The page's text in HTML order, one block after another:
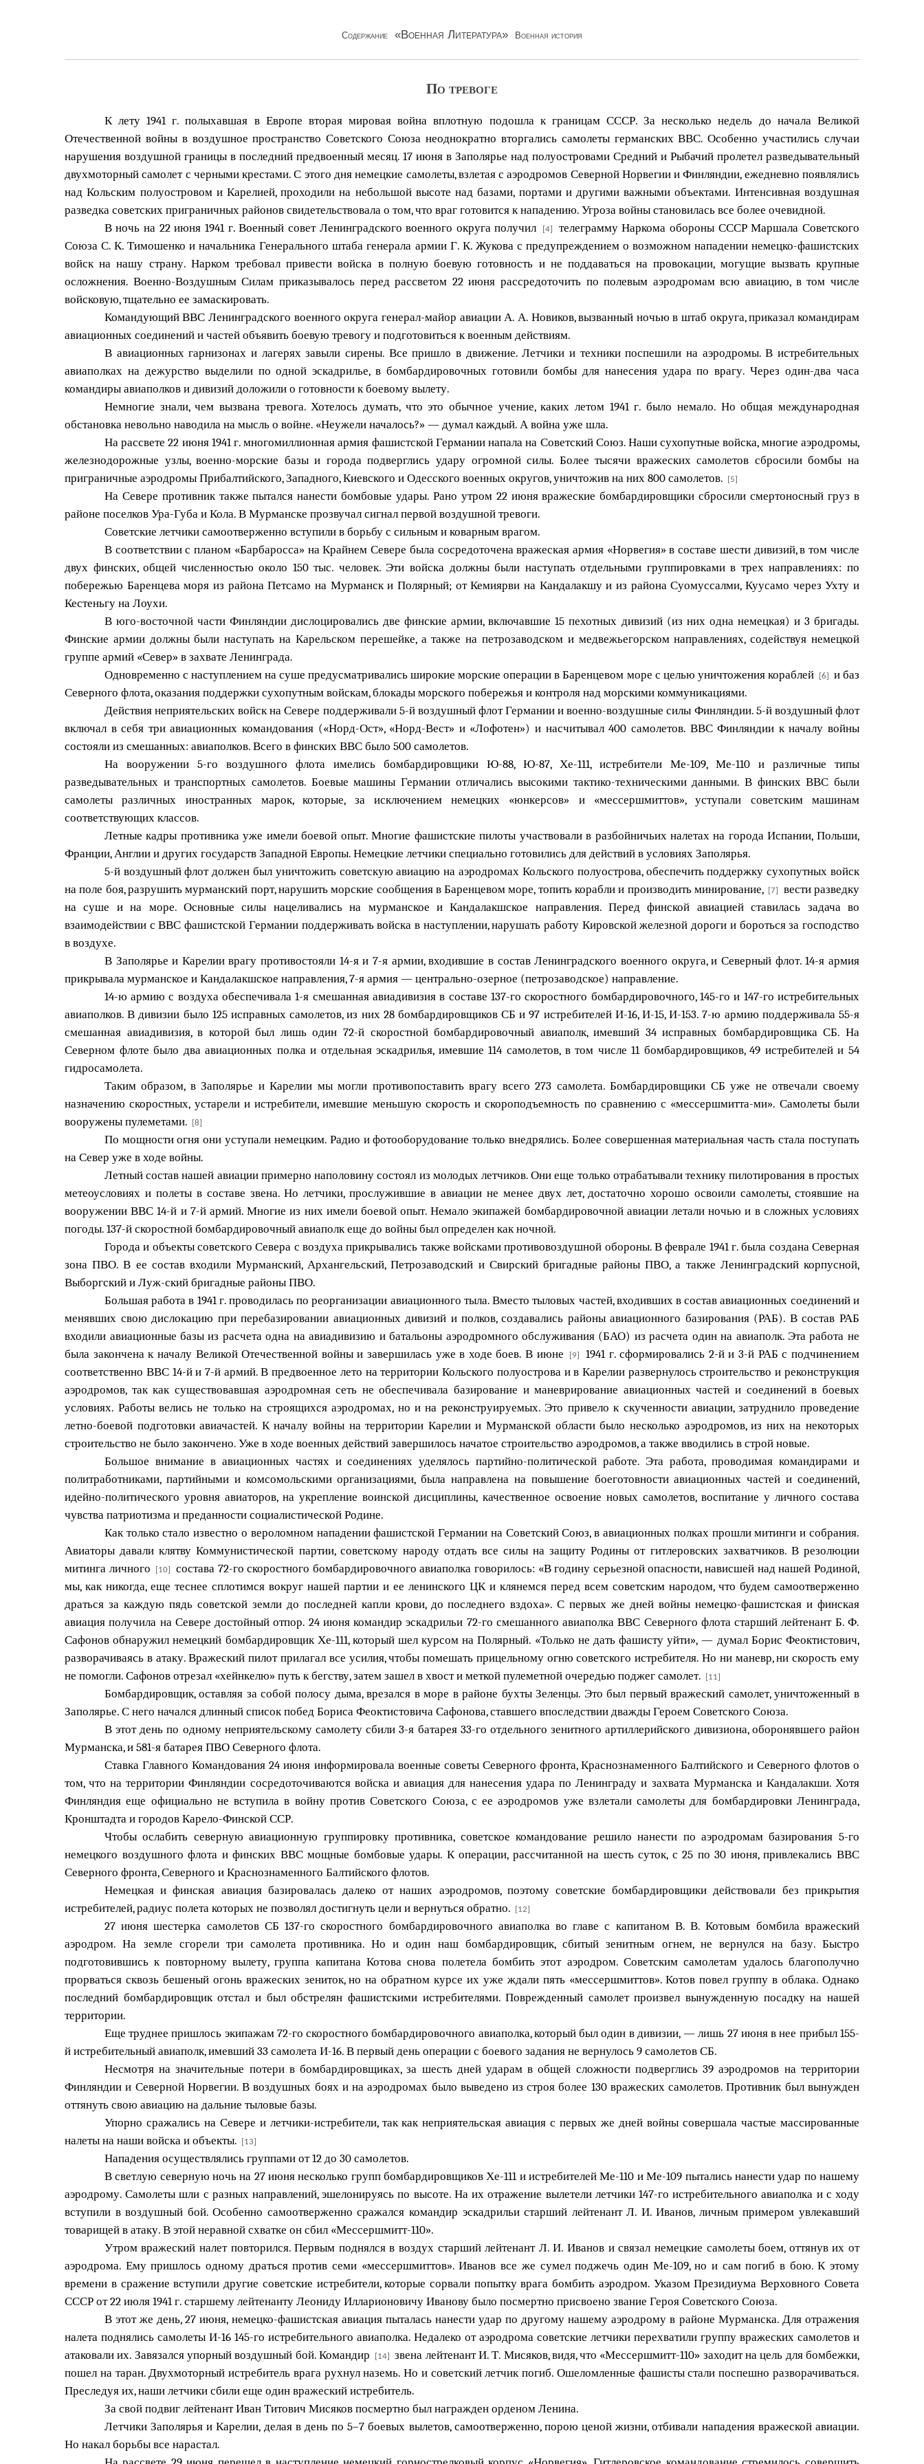
Содержание «Военная Литература» Военная история
По тревоге
К лету 1941 г. полыхавшая в Европе вторая мировая война вплотную подошла к границам СССР. За несколько недель до начала Великой
Отечественной войны в воздушное пространство Советского Союза неоднократно вторгались самолеты германских ВВС. Особенно участились случаи
нарушения воздушной границы в последний предвоенный месяц. 17 июня в Заполярье над полуостровами Средний и Рыбачий пролетел разведывательный
двухмоторный самолет с черными крестами. С этого дня немецкие самолеты, взлетая с аэродромов Северной Норвегии и Финляндии, ежедневно появлялись
над Кольским полуостровом и Карелией, проходили на небольшой высоте над базами, портами и другими важными объектами. Интенсивная воздушная
разведка советских приграничных районов свидетельствовала о том, что враг готовится к нападению. Угроза войны становилась все более очевидной.
В ночь на 22 июня 1941 г. Военный совет Ленинградского военного округа получил
[4]
телеграмму Наркома обороны СССР Маршала Советского
Союза С. К. Тимошенко и начальника Генерального штаба генерала армии Г. К. Жукова с предупреждением о возможном нападении немецко-фашистских
войск на нашу страну. Нарком требовал привести войска в полную боевую готовность и не поддаваться на провокации, могущие вызвать крупные
осложнения. Военно-Воздушным Силам приказывалось перед рассветом 22 июня рассредоточить по полевым аэродромам всю авиацию, в том числе
войсковую, тщательно ее замаскировать.
Командующий ВВС Ленинградского военного округа генерал-майор авиации А. А. Новиков, вызванный ночью в штаб округа, приказал командирам
авиационных соединений и частей объявить боевую тревогу и подготовиться к военным действиям.
В авиационных гарнизонах и лагерях завыли сирены. Все пришло в движение. Летчики и техники поспешили на аэродромы. В истребительных
авиаполках на дежурство выделили по одной эскадрилье, в бомбардировочных готовили бомбы для нанесения удара по врагу. Через один-два часа
командиры авиаполков и дивизий доложили о готовности к боевому вылету.
Немногие знали, чем вызвана тревога. Хотелось думать, что это обычное учение, каких летом 1941 г. было немало. Но общая международная
обстановка невольно наводила на мысль о войне. «Неужели началось?» — думал каждый. А война уже шла.
На рассвете 22 июня 1941 г. многомиллионная армия фашистской Германии напала на Советский Союз. Наши сухопутные войска, многие аэродромы,
железнодорожные узлы, военно-морские базы и города подверглись удару огромной силы. Более тысячи вражеских самолетов сбросили бомбы на
приграничные аэродромы Прибалтийского, Западного, Киевского и Одесского военных округов, уничтожив на них 800 самолетов.
[5]
На Севере противник также пытался нанести бомбовые удары. Рано утром 22 июня вражеские бомбардировщики сбросили смертоносный груз в
районе поселков Ура-Губа и Кола. В Мурманске прозвучал сигнал первой воздушной тревоги.
Советские летчики самоотверженно вступили в борьбу с сильным и коварным врагом.
В соответствии с планом «Барбаросса» на Крайнем Севере была сосредоточена вражеская армия «Норвегия» в составе шести дивизий, в том числе
двух финских, общей численностью около 150 тыс. человек. Эти войска должны были наступать отдельными группировками в трех направлениях: по
побережью Баренцева моря из района Петсамо на Мурманск и Полярный; от Кемиярви на Кандалакшу и из района Суомуссалми, Куусамо через Ухту и
Кестеньгу на Лоухи.
В юго-восточной части Финляндии дислоцировались две финские армии, включавшие 15 пехотных дивизий (из них одна немецкая) и 3 бригады.
Финские армии должны были наступать на Карельском перешейке, а также на петрозаводском и медвежьегорском направлениях, содействуя немецкой
группе армий «Север» в захвате Ленинграда.
Одновременно с наступлением на суше предусматривались широкие морские операции в Баренцевом море с целью уничтожения кораблей
[6]
и баз
Северного флота, оказания поддержки сухопутным войскам, блокады морского побережья и контроля над морскими коммуникациями.
Действия неприятельских войск на Севере поддерживали 5-й воздушный флот Германии и военно-воздушные силы Финляндии. 5-й воздушный флот
включал в себя три авиационных командования («Норд-Ост», «Норд-Вест» и «Лофотен») и насчитывал 400 самолетов. ВВС Финляндии к началу войны
состояли из смешанных: авиаполков. Всего в финских ВВС было 500 самолетов.
На вооружении 5-го воздушного флота имелись бомбардировщики Ю-88, Ю-87, Хе-111, истребители Ме-109, Ме-110 и различные типы
разведывательных и транспортных самолетов. Боевые машины Германии отличались высокими тактико-техническими данными. В финских ВВС были
самолеты различных иностранных марок, которые, за исключением немецких «юнкерсов» и «мессершмиттов», уступали советским машинам
соответствующих классов.
Летные кадры противника уже имели боевой опыт. Многие фашистские пилоты участвовали в разбойничьих налетах на города Испании, Польши,
Франции, Англии и других государств Западной Европы. Немецкие летчики специально готовились для действий в условиях Заполярья.
5-й воздушный флот должен был уничтожить советскую авиацию на аэродромах Кольского полуострова, обеспечить поддержку сухопутных войск
на поле боя, разрушить мурманский порт, нарушить морские сообщения в Баренцевом море, топить корабли и производить минирование,
[7]
вести разведку
на суше и на море. Основные силы нацеливались на мурманское и Кандалакшское направления. Перед финской авиацией ставилась задача во
взаимодействии с ВВС фашистской Германии поддерживать войска в наступлении, нарушать работу Кировской железной дороги и бороться за господство
в воздухе.
В Заполярье и Карелии врагу противостояли 14-я и 7-я армии, входившие в состав Ленинградского военного округа, и Северный флот. 14-я армия
прикрывала мурманское и Кандалакшское направления, 7-я армия — центрально-озерное (петрозаводское) направление.
14-ю армию с воздуха обеспечивала 1-я смешанная авиадивизия в составе 137-го скоростного бомбардировочного, 145-го и 147-го истребительных
авиаполков. В дивизии было 125 исправных самолетов, из них 28 бомбардировщиков СБ и 97 истребителей И-16, И-15, И-153. 7-ю армию поддерживала 55-я
смешанная авиадивизия, в которой был лишь один 72-й скоростной бомбардировочный авиаполк, имевший 34 исправных бомбардировщика СБ. На
Северном флоте было два авиационных полка и отдельная эскадрилья, имевшие 114 самолетов, в том числе 11 бомбардировщиков, 49 истребителей и 54
гидросамолета.
Таким образом, в Заполярье и Карелии мы могли противопоставить врагу всего 273 самолета. Бомбардировщики СБ уже не отвечали своему
назначению скоростных, устарели и истребители, имевшие меньшую скорость и скороподъемность по сравнению с «мессершмитта-ми». Самолеты были
вооружены пулеметами.
[8]
По мощности огня они уступали немецким. Радио и фотооборудование только внедрялись. Более совершенная материальная часть стала поступать
на Север уже в ходе войны.
Летный состав нашей авиации примерно наполовину состоял из молодых летчиков. Они еще только отрабатывали технику пилотирования в простых
метеоусловиях и полеты в составе звена. Но летчики, прослужившие в авиации не менее двух лет, достаточно хорошо освоили самолеты, стоявшие на
вооружении ВВС 14-й и 7-й армий. Многие из них имели боевой опыт. Немало экипажей бомбардировочной авиации летали ночью и в сложных условиях
погоды. 137-й скоростной бомбардировочный авиаполк еще до войны был определен как ночной.
Города и объекты советского Севера с воздуха прикрывались также войсками противовоздушной обороны. В феврале 1941 г. была создана Северная
зона ПВО. В ее состав входили Мурманский, Архангельский, Петрозаводский и Свирский бригадные районы ПВО, а также Ленинградский корпусной,
Выборгский и Луж-ский бригадные районы ПВО.
Большая работа в 1941 г. проводилась по реорганизации авиационного тыла. Вместо тыловых частей, входивших в состав авиационных соединений и
менявших свою дислокацию при перебазировании авиационных дивизий и полков, создавались районы авиационного базирования (РАБ). В состав РАБ
входили авиационные базы из расчета одна на авиадивизию и батальоны аэродромного обслуживания (БАО) из расчета один на авиаполк. Эта работа не
была закончена к началу Великой Отечественной войны и завершилась уже в ходе боев. В июне
[9]
1941 г. сформировались 2-й и 3-й РАБ с подчинением
соответственно ВВС 14-й и 7-й армий. В предвоенное лето на территории Кольского полуострова и в Карелии развернулось строительство и реконструкция
аэродромов, так как существовавшая аэродромная сеть не обеспечивала базирование и маневрирование авиационных частей и соединений в боевых
условиях. Работы велись не только на строящихся аэродромах, но и на реконструируемых. Это привело к скученности авиации, затруднило проведение
летно-боевой подготовки авиачастей. К началу войны на территории Карелии и Мурманской области было несколько аэродромов, из них на некоторых
строительство не было закончено. Уже в ходе военных действий завершилось начатое строительство аэродромов, а также вводились в строй новые.
Большое внимание в авиационных частях и соединениях уделялось партийно-политической работе. Эта работа, проводимая командирами и
политработниками, партийными и комсомольскими организациями, была направлена на повышение боеготовности авиационных частей и соединений,
идейно-политического уровня авиаторов, на укрепление воинской дисциплины, качественное освоение новых самолетов, воспитание у личного состава
чувства патриотизма и преданности социалистической Родине.
Как только стало известно о вероломном нападении фашистской Германии на Советский Союз, в авиационных полках прошли митинги и собрания.
Авиаторы давали клятву Коммунистической партии, советскому народу отдать все силы на защиту Родины от гитлеровских захватчиков. В резолюции
митинга личного
[10]
состава 72-го скоростного бомбардировочного авиаполка говорилось: «В годину серьезной опасности, нависшей над нашей Родиной,
мы, как никогда, еще теснее сплотимся вокруг нашей партии и ее ленинского ЦК и клянемся перед всем советским народом, что будем самоотверженно
драться за каждую пядь советской земли до последней капли крови, до последнего вздоха». С первых же дней войны немецко-фашистская и финская
авиация получила на Севере достойный отпор. 24 июня командир эскадрильи 72-го смешанного авиаполка ВВС Северного флота старший лейтенант Б. Ф.
Сафонов обнаружил немецкий бомбардировщик Хе-111, который шел курсом на Полярный. «Только не дать фашисту уйти», — думал Борис Феоктистович,
разворачиваясь в атаку. Вражеский пилот прилагал все усилия, чтобы помешать прицельному огню советского истребителя. Но ни маневр, ни скорость ему
не помогли. Сафонов отрезал «хейнкелю» путь к бегству, затем зашел в хвост и меткой пулеметной очередью поджег самолет.
[11]
Бомбардировщик, оставляя за собой полосу дыма, врезался в море в районе бухты Зеленцы. Это был первый вражеский самолет, уничтоженный в
Заполярье. С него начался длинный список побед Бориса Феоктистовича Сафонова, ставшего впоследствии дважды Героем Советского Союза.
В этот день по одному неприятельскому самолету сбили 3-я батарея 33-го отдельного зенитного артиллерийского дивизиона, оборонявшего район
Мурманска, и 581-я батарея ПВО Северного флота.
Ставка Главного Командования 24 июня информировала военные советы Северного фронта, Краснознаменного Балтийского и Северного флотов о
том, что на территории Финляндии сосредоточиваются войска и авиация для нанесения удара по Ленинграду и захвата Мурманска и Кандалакши. Хотя
Финляндия еще официально не вступила в войну против Советского Союза, с ее аэродромов уже взлетали самолеты для бомбардировки Ленинграда,
Кронштадта и городов Карело-Финской ССР.
Чтобы ослабить северную авиационную группировку противника, советское командование решило нанести по аэродромам базирования 5-го
немецкого воздушного флота и финских ВВС мощные бомбовые удары. К операции, рассчитанной на шесть суток, с 25 по 30 июня, привлекались ВВС
Северного фронта, Северного и Краснознаменного Балтийского флотов.
Немецкая и финская авиация базировалась далеко от наших аэродромов, поэтому советские бомбардировщики действовали без прикрытия
истребителей, радиус полета которых не позволял достигнуть цели и вернуться обратно.
[12]
27 июня шестерка самолетов СБ 137-го скоростного бомбардировочного авиаполка во главе с капитаном В. В. Котовым бомбила вражеский
аэродром. На земле сгорели три самолета противника. Но и один наш бомбардировщик, сбитый зенитным огнем, не вернулся на базу. Быстро
подготовившись к повторному вылету, группа капитана Котова снова полетела бомбить этот аэродром. Советским самолетам удалось благополучно
прорваться сквозь бешеный огонь вражеских зениток, но на обратном курсе их уже ждали пять «мессершмиттов». Котов повел группу в облака. Однако
последний бомбардировщик отстал и был обстрелян фашистскими истребителями. Поврежденный самолет произвел вынужденную посадку на нашей
территории.
Еще труднее пришлось экипажам 72-го скоростного бомбардировочного авиаполка, который был один в дивизии, — лишь 27 июня в нее прибыл 155-
й истребительный авиаполк, имевший 33 самолета И-16. В первый день операции с боевого задания не вернулось 9 самолетов СБ.
Несмотря на значительные потери в бомбардировщиках, за шесть дней ударам в общей сложности подверглись 39 аэродромов на территории
Финляндии и Северной Норвегии. В воздушных боях и на аэродромах было выведено из строя более 130 вражеских самолетов. Противник был вынужден
оттянуть свою авиацию на дальние тыловые базы.
Упорно сражались на Севере и летчики-истребители, так как неприятельская авиация с первых же дней войны совершала частые массированные
налеты на наши войска и объекты.
[13]
Нападения осуществлялись группами от 12 до 30 самолетов.
В светлую северную ночь на 27 июня несколько групп бомбардировщиков Хе-111 и истребителей Ме-110 и Ме-109 пытались нанести удар по нашему
аэродрому. Самолеты шли с разных направлений, эшелонируясь по высоте. На их отражение вылетели летчики 147-го истребительного авиаполка и с ходу
вступили в воздушный бой. Особенно самоотверженно сражался командир эскадрильи старший лейтенант Л. И. Иванов, личным примером увлекавший
товарищей в атаку. В этой неравной схватке он сбил «Мессершмитт-110».
Утром вражеский налет повторился. Первым поднялся в воздух старший лейтенант Л. И. Иванов и связал немецкие самолеты боем, оттянув их от
аэродрома. Ему пришлось одному драться против семи «мессершмиттов». Иванов все же сумел поджечь один Ме-109, но и сам погиб в бою. К этому
времени в сражение вступили другие советские истребители, которые сорвали попытку врага бомбить аэродром. Указом Президиума Верховного Совета
СССР от 22 июля 1941 г. старшему лейтенанту Леониду Илларионовичу Иванову было посмертно присвоено звание Героя Советского Союза.
В этот же день, 27 июня, немецко-фашистская авиация пыталась нанести удар по другому нашему аэродрому в районе Мурманска. Для отражения
налета поднялись самолеты И-16 145-го истребительного авиаполка. Недалеко от аэродрома советские летчики перехватили группу вражеских самолетов и
атаковали их. Завязался упорный воздушный бой. Командир
[14]
звена лейтенант И. Т. Мисяков, видя, что «Мессершмитт-110» заходит на цель для бомбежки,
пошел на таран. Двухмоторный истребитель врага рухнул наземь. Но и советский летчик погиб. Ошеломленные фашисты стали поспешно разворачиваться.
Преследуя их, наши летчики сбили еще один вражеский истребитель.
За свой подвиг лейтенант Иван Титович Мисяков посмертно был награжден орденом Ленина.
Летчики Заполярья и Карелии, делая в день по 5–7 боевых вылетов, самоотверженно, порою ценой жизни, отбивали нападения вражеской авиации.
Но накал борьбы все нарастал.